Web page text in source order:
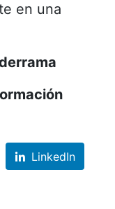
en una
LinkedIn